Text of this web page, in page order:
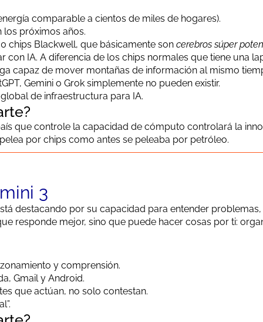
comparable a cientos de miles de hogares).
los próximos años.
chips Blackwell, que básicamente son cerebros súper
con IA. A diferencia de los chips normales que tiene una
capaz de mover montañas de información al mismo
Gemini o Grok simplemente no pueden existir.
de infraestructura para IA.
que controle la capacidad de cómputo controlará la
por chips como antes se peleaba por petróleo.
3
destacando por su capacidad para entender
responde mejor, sino que puede hacer cosas por ti:
y comprensión.
Gmail y Android.
que actúan, no solo contestan.